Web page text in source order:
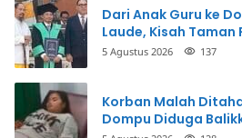
Dari Anak Guru ke
Laude, Kisah
5 Agustus 2026 137
Korban Malah
Dompu Diduga